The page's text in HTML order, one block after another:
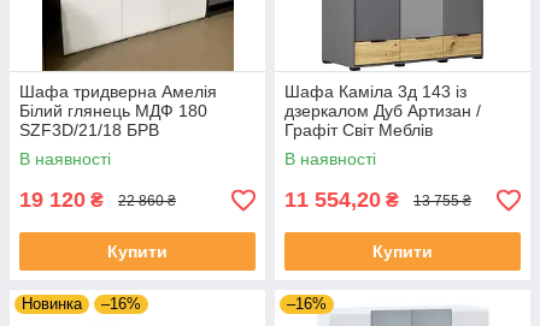
Шафа тридверна Амелія
Білий глянець МДФ 180
SZF3D/21/18 БРВ
В наявності
19 120 ₴ 22 860 ₴
Купити
Шафа Каміла 3д 143 із
дзеркалом Дуб Артизан /
Графіт Світ Меблів
В наявності
11 554,20 ₴ 13 755 ₴
Купити
Новинка –16% –16%